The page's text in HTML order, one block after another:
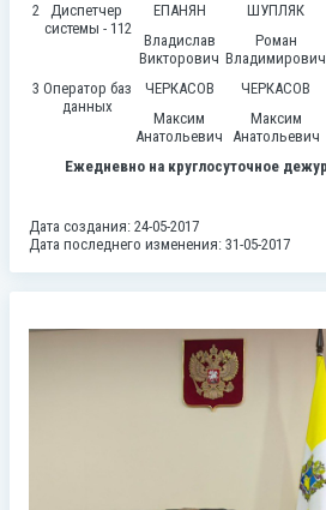
2
Диспетчер
системы - 112
ЕПАНЯН
Владислав
Викторович
ШУПЛЯК
Роман
Владимирович
3 Оператор баз
данных
ЧЕРКАСОВ
Максим
Анатольевич
ЧЕРКАСОВ
Максим
Анатольевич
Ежедневно на круглосуточное
Дата создания: 24-05-2017
Дата последнего изменения: 31-05-2017